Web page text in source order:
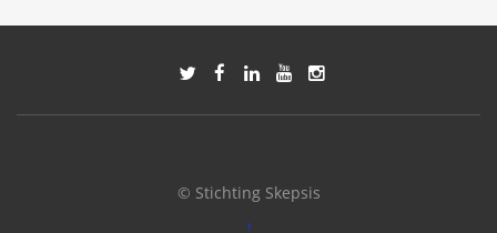
2005
© Stichting Skepsis
↑